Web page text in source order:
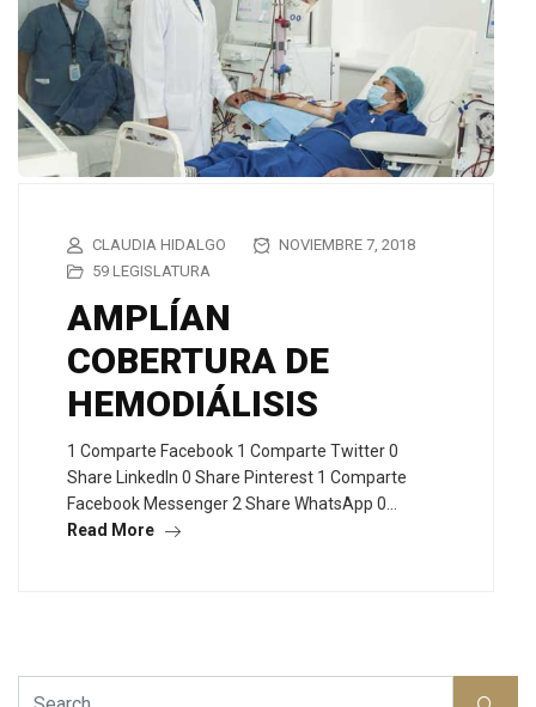
CLAUDIA HIDALGO
NOVIEMBRE 7, 2018
59 LEGISLATURA
AMPLÍAN
COBERTURA DE
HEMODIÁLISIS
1 Comparte Facebook 1 Comparte Twitter 0
Share LinkedIn 0 Share Pinterest 1 Comparte
Facebook Messenger 2 Share WhatsApp 0…
Read More